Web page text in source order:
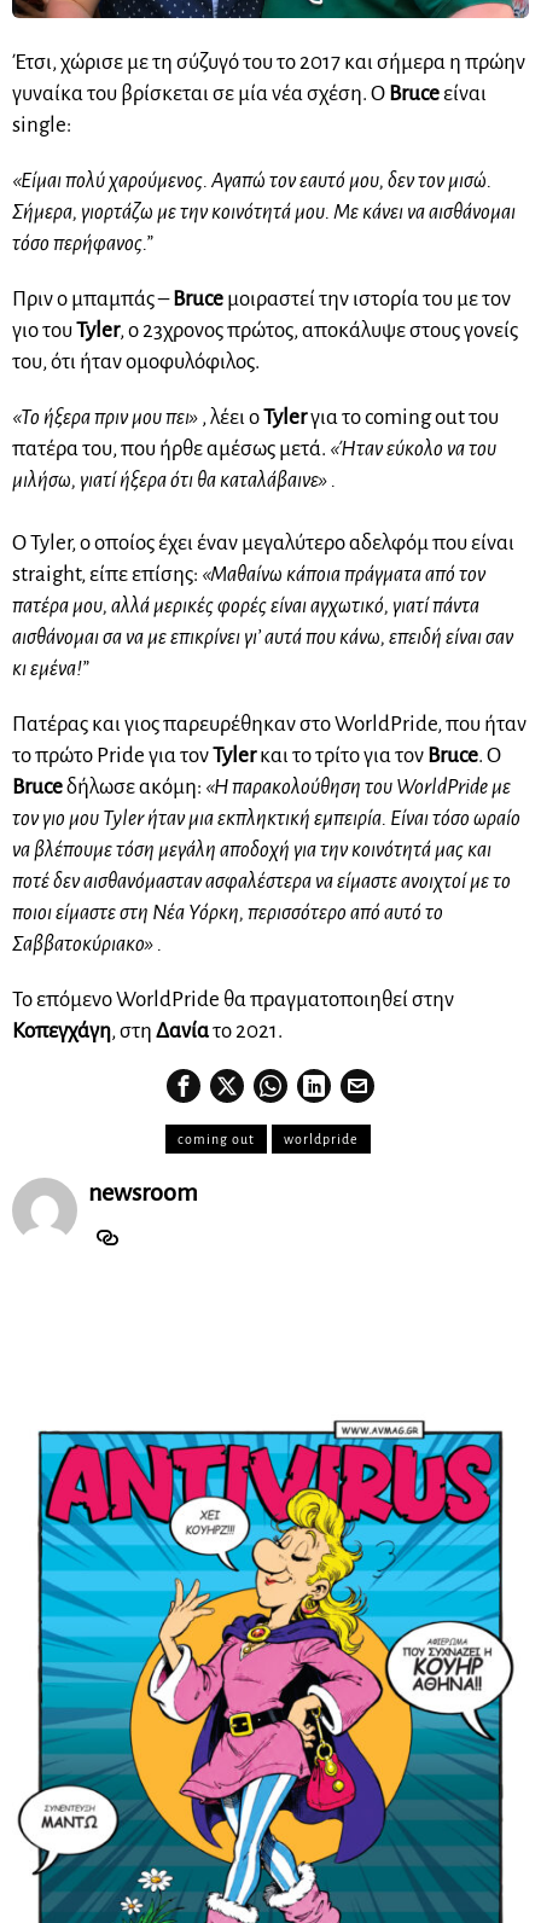
Έτσι, χώρισε με τη σύζυγό του το 2017 και σήμερα η πρώην
γυναίκα του βρίσκεται σε μία νέα σχέση. Ο Bruceείναι
single:
«Είμαι πολύ χαρούμενος. Αγαπώ τον εαυτό μου, δεν τον μισώ.
Σήμερα, γιορτάζω με την κοινότητά μου. Με κάνει να αισθάνομαι
τόσο περήφανος.”
Πριν ο μπαμπάς – Bruce μοιραστεί την ιστορία του με τον
γιο τουTyler, ο 23χρονος πρώτος, αποκάλυψε στους γονείς
του, ότι ήταν ομοφυλόφιλος.
«Το ήξερα πριν μου πει» , λέει οTylerγια το coming out του
πατέρα του, που ήρθε αμέσως μετά. «Ήταν εύκολο να του
μιλήσω, γιατί ήξερα ότι θα καταλάβαινε» .
Ο Tyler, ο οποίος έχει έναν μεγαλύτερο αδελφόμ που είναι
straight, είπε επίσης: «Μαθαίνω κάποια πράγματα από τον
πατέρα μου, αλλά μερικές φορές είναι αγχωτικό, γιατί πάντα
αισθάνομαι σα να με επικρίνει γι’ αυτά που κάνω, επειδή είναι σαν
κι εμένα!”
Πατέρας και γιος παρευρέθηκαν στο WorldPride, που ήταν
το πρώτο Pride για τονTylerκαι το τρίτο για τον Bruce. Ο
Bruceδήλωσε ακόμη: «Η παρακολούθηση του WorldPride με
τον γιο μου Tyler ήταν μια εκπληκτική εμπειρία. Είναι τόσο ωραίο
να βλέπουμε τόση μεγάλη αποδοχή για την κοινότητά μας και
ποτέ δεν αισθανόμασταν ασφαλέστερα να είμαστε ανοιχτοί με το
ποιοι είμαστε στη Νέα Υόρκη, περισσότερο από αυτό το
Σαββατοκύριακο» .
Το επόμενο WorldPride θα πραγματοποιηθεί στην
Κοπεγχάγη, στη Δανίατο 2021.
coming out worldpride
newsroom